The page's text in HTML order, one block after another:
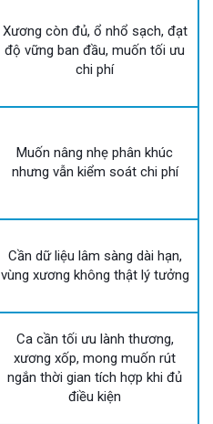
Xương còn đủ, ổ nhổ sạch, đạt
độ vững ban đầu, muốn tối ưu
chi phí
Muốn nâng nhẹ phân khúc
nhưng vẫn kiểm soát chi phí
Cần dữ liệu lâm sàng dài hạn,
vùng xương không thật lý tưởng
Ca cần tối ưu lành thương,
xương xốp, mong muốn rút
ngắn thời gian tích hợp khi đủ
điều kiện